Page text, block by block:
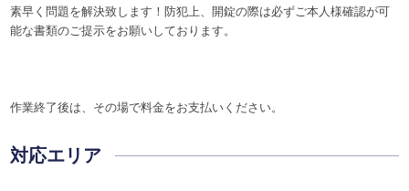
素早く問題を解決致します！防犯上、開錠の際は必ずご本人様確認が可
能な書類のご提示をお願いしております。
作業終了後は、その場で料金をお支払いください。
対応エリア